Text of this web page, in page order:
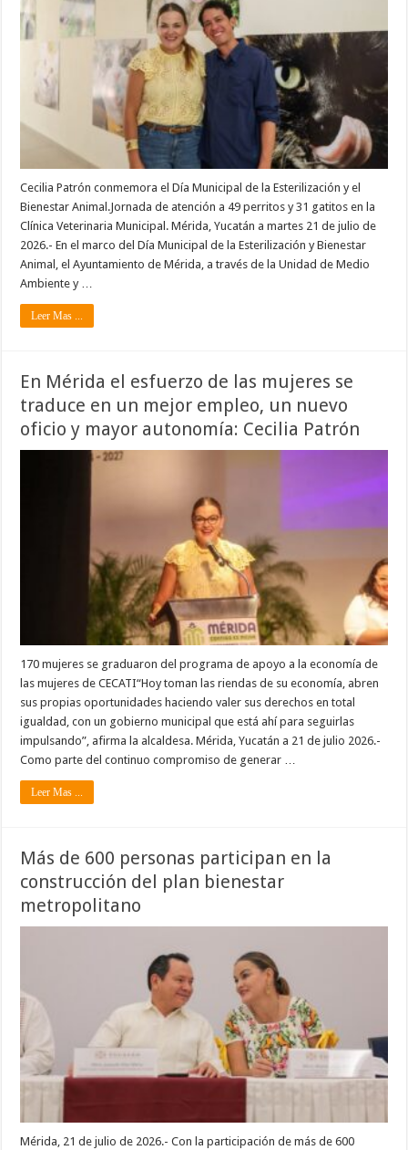
Cecilia Patrón conmemora el Día Municipal de la Esterilización y el
Bienestar Animal.Jornada de atención a 49 perritos y 31 gatitos en la
Clínica Veterinaria Municipal. Mérida, Yucatán a martes 21 de julio de
2026.- En el marco del Día Municipal de la Esterilización y Bienestar
Animal, el Ayuntamiento de Mérida, a través de la Unidad de Medio
Ambiente y …
Leer Mas ...
En Mérida el esfuerzo de las mujeres se
traduce en un mejor empleo, un nuevo
oficio y mayor autonomía: Cecilia Patrón
170 mujeres se graduaron del programa de apoyo a la economía de
las mujeres de CECATI“Hoy toman las riendas de su economía, abren
sus propias oportunidades haciendo valer sus derechos en total
igualdad, con un gobierno municipal que está ahí para seguirlas
impulsando”, afirma la alcaldesa. Mérida, Yucatán a 21 de julio 2026.-
Como parte del continuo compromiso de generar …
Leer Mas ...
Más de 600 personas participan en la
construcción del plan bienestar
metropolitano
Mérida, 21 de julio de 2026.- Con la participación de más de 600